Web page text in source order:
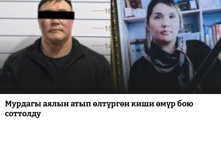
Мурдагы аялын атып өлтүргөн киши өмүр бою
соттолду